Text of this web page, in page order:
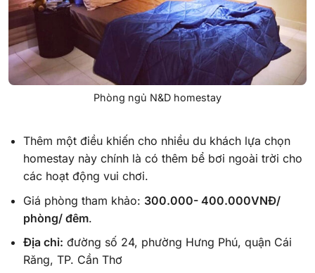
Phòng ngủ N&D homestay
Thêm một điều khiến cho nhiều du khách lựa chọn
homestay này chính là có thêm bể bơi ngoài trời cho
các hoạt động vui chơi.
Giá phòng tham khảo: 300.000- 400.000VNĐ/
phòng/ đêm.
Địa chỉ: đường số 24, phường Hưng Phú, quận Cái
Răng, TP. Cần Thơ